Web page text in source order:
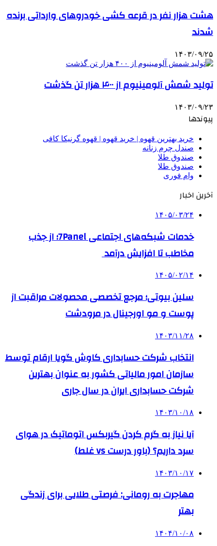
هشت هزار نفر در قرعه کشی خودروهای وارداتی برنده
شدند
۱۴۰۳/۰۹/۲۵
تولید شمش آلومینیوم از ۴۰۰ هزار تن گذشت
۱۴۰۳/۰۹/۲۳
پیوندها
خرید بهترین قهوه | خرید قهوه | قهوه گرنیکا کافی
صندل چرم زنانه
صندوق طلا
صندوق طلا
وام فوری
آخرین اخبار
۱۴۰۵/۰۳/۲۴
خدمات شبکه‌های اجتماعی 7Panel؛ از جذب
مخاطب تا افزایش درآمد
۱۴۰۵/۰۲/۱۴
سلین بیوتی؛ مرجع تخصصی محصولات مراقبت از
پوست و مو اورجینال در مرودشت
۱۴۰۳/۱۱/۲۸
انتخاب شرکت حسابداری کاوش گویا ارقام توسط
سازمان امور مالیاتی کشور به عنوان بهترین
شرکت حسابداری ایران در سال جاری
۱۴۰۳/۱۰/۱۸
آیا نیاز به گرم کردن گیربکس اتوماتیک در هوای
سرد داریم؟ (باور درست vs غلط)
۱۴۰۳/۱۰/۱۷
مهاجرت به رومانی: فرصتی طلایی برای زندگی
بهتر
۱۴۰۴/۱۰/۰۸